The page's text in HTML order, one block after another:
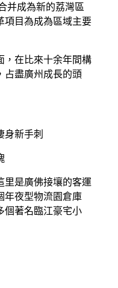
成為新的荔灣區
項目為成為區域主要
在比來十余年間構
占盡廣州成長的頭
身新手刺
是廣佛接壤的客運
年夜型物流園倉庫
個著名臨江豪宅小